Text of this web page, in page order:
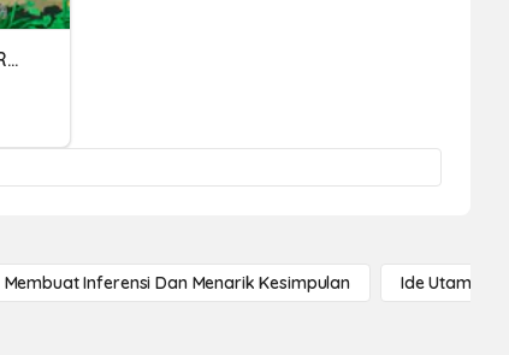
FORMATIF AWAL PEMBELAJARAN 2 (NARASI)
Membuat Inferensi Dan Menarik Kesimpulan Ide Utama